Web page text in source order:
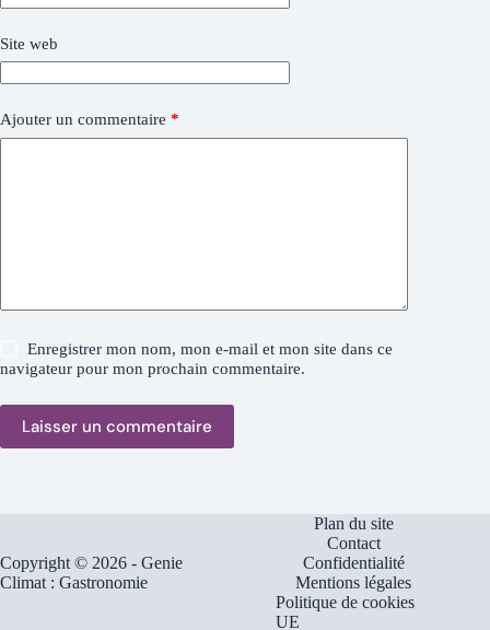
Site web
Ajouter un commentaire *
Enregistrer mon nom, mon e-mail et mon site dans ce
navigateur pour mon prochain commentaire.
Laisser un commentaire
Copyright © 2026 - Genie
Climat : Gastronomie
Plan du site
Contact
Confidentialité
Mentions légales
Politique de cookies
UE